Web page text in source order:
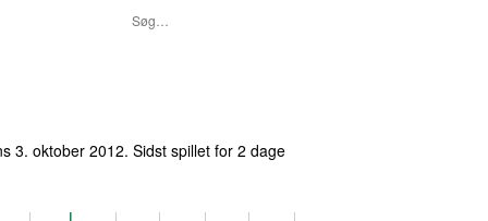
3. oktober 2012. Sidst spillet for 2 dage